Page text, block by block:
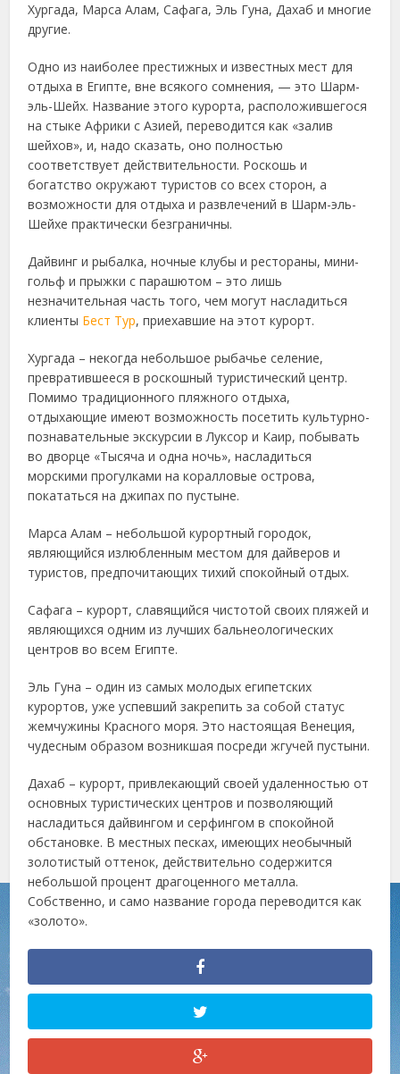
Хургада, Марса Алам, Сафага, Эль Гуна, Дахаб и многие
другие.
Одно из наиболее престижных и известных мест для
отдыха в Египте, вне всякого сомнения, — это Шарм-
эль-Шейх. Название этого курорта, расположившегося
на стыке Африки с Азией, переводится как «залив
шейхов», и, надо сказать, оно полностью
соответствует действительности. Роскошь и
богатство окружают туристов со всех сторон, а
возможности для отдыха и развлечений в Шарм-эль-
Шейхе практически безграничны.
Дайвинг и рыбалка, ночные клубы и рестораны, мини-
гольф и прыжки с парашютом – это лишь
незначительная часть того, чем могут насладиться
клиенты Бест Тур, приехавшие на этот курорт.
Хургада – некогда небольшое рыбачье селение,
превратившееся в роскошный туристический центр.
Помимо традиционного пляжного отдыха,
отдыхающие имеют возможность посетить культурно-
познавательные экскурсии в Луксор и Каир, побывать
во дворце «Тысяча и одна ночь», насладиться
морскими прогулками на коралловые острова,
покататься на джипах по пустыне.
Марса Алам – небольшой курортный городок,
являющийся излюбленным местом для дайверов и
туристов, предпочитающих тихий спокойный отдых.
Сафага – курорт, славящийся чистотой своих пляжей и
являющихся одним из лучших бальнеологических
центров во всем Египте.
Эль Гуна – один из самых молодых египетских
курортов, уже успевший закрепить за собой статус
жемчужины Красного моря. Это настоящая Венеция,
чудесным образом возникшая посреди жгучей пустыни.
Дахаб – курорт, привлекающий своей удаленностью от
основных туристических центров и позволяющий
насладиться дайвингом и серфингом в спокойной
обстановке. В местных песках, имеющих необычный
золотистый оттенок, действительно содержится
небольшой процент драгоценного металла.
Собственно, и само название города переводится как
«золото».